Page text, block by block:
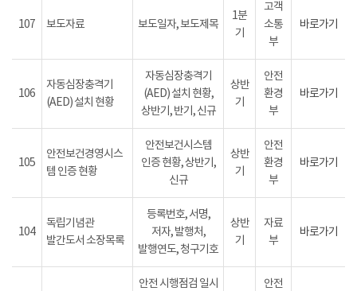
107 보도자료 보도일자, 보도제목
1분
기
고객
소통
부
바로가기
106
자동심장충격기
(AED) 설치 현황
자동심장충격기
(AED) 설치 현황,
상반기, 반기, 신규
상반
기
안전
환경
부
바로가기
105
안전보건경영시스
템 인증 현황
안전보건시스템
인증 현황, 상반기,
신규
상반
기
안전
환경
부
바로가기
104
독립기념관
발간도서 소장목록
등록번호, 서명,
저자, 발행처,
발행연도, 청구기호
상반
기
자료
부
바로가기
안전 시행점검 일시
안전